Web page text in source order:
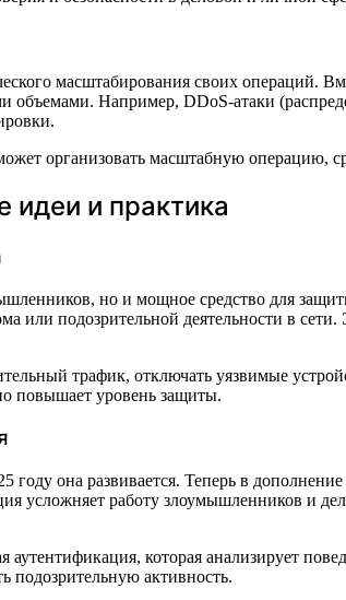
масштабирования своих операций.
объемами. Например, DDoS-атаки
организовать масштабную операцию,
и практика
но и мощное средство для
или подозрительной деятельности в
трафик, отключать уязвимые
повышает уровень защиты.
году она развивается. Теперь в
усложняет работу злоумышленников и
которая анализирует
подозрительную активность.